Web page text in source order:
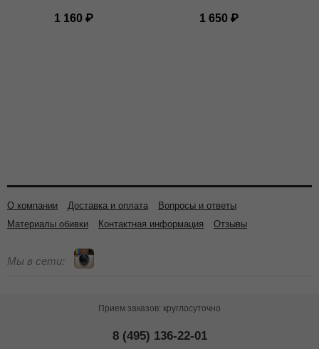
140
1 160
мм. / до 120 кг.
1 650
О компании Доставка и оплата
Вопросы и ответы
Материалы обивки
Контактная информация Отзывы
Мы в сети:
Прием заказов: круглосуточно
8 (495) 136-22-01